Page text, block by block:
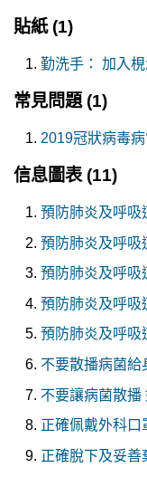
貼紙 (1)
勤洗手： 加入
常見問題 (1)
2019冠狀病毒
信息圖表 (11)
預防肺炎及呼吸
預防肺炎及呼吸
預防肺炎及呼吸
預防肺炎及呼吸
預防肺炎及呼吸
不要散播病菌給
不要讓病菌散播
正確佩戴外科口
正確脫下及妥善